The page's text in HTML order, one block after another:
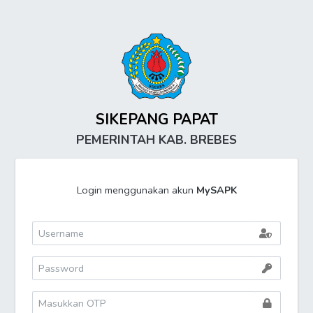
SIKEPANG PAPAT
PEMERINTAH KAB. BREBES
Login menggunakan akun MySAPK